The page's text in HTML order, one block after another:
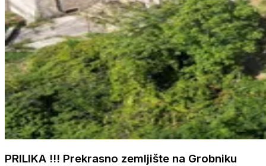
PRILIKA !!! Prekrasno zemljište na Grobniku